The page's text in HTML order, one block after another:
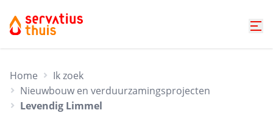
Home
Ik zoek
Nieuwbouw en verduurzamingsprojecten
Levendig Limmel